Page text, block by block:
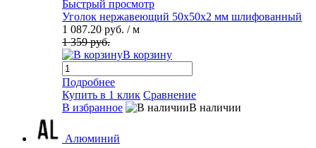
Быстрый просмотр
Уголок нержавеющий 50х50х2 мм шлифованный
1 087.20 руб. / м
1 359 руб.
В корзину
Подробнее
Купить в 1 клик Сравнение
В избранное
В наличии
Алюминий